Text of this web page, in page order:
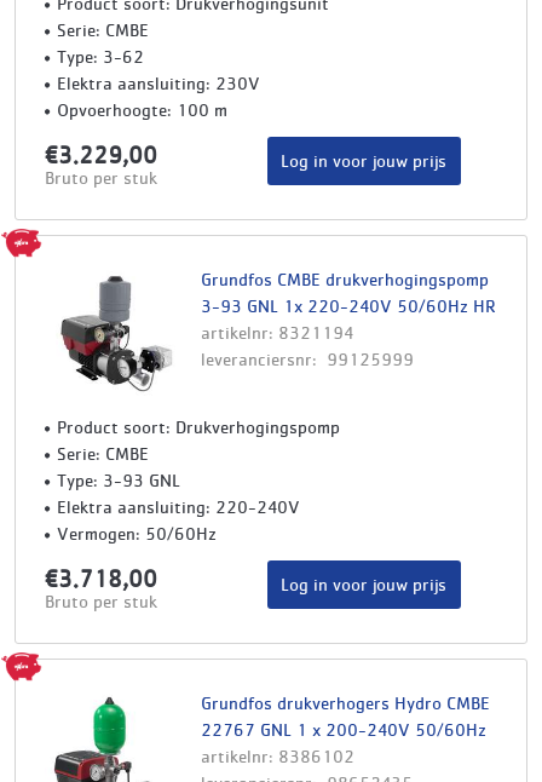
Serie: CMBE
Type: 3-62
Elektra aansluiting: 230V
Opvoerhoogte: 100 m
€3.229,00
Bruto per stuk
Log in voor jouw prijs
Grundfos CMBE drukverhogingspomp
3-93 GNL 1x 220-240V 50/60Hz HR
artikelnr: 8321194
leveranciersnr: 99125999
Product soort: Drukverhogingspomp
Serie: CMBE
Type: 3-93 GNL
Elektra aansluiting: 220-240V
Vermogen: 50/60Hz
€3.718,00
Bruto per stuk
Log in voor jouw prijs
Grundfos drukverhogers Hydro CMBE
22767 GNL 1 x 200-240V 50/60Hz
artikelnr: 8386102